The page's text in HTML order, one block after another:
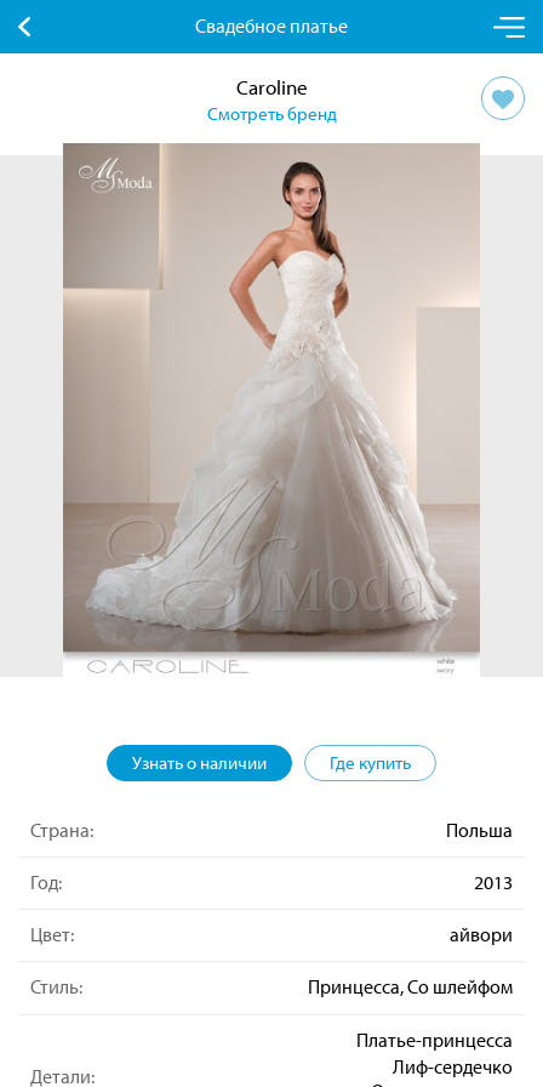
Свадебное платье
Caroline
Смотреть бренд
Узнать о наличии Где купить
Страна: Польша
Год: 2013
Цвет: айвори
Стиль: Принцесса, Со шлейфом
Детали:
Платье-принцесса
Лиф-сердечко